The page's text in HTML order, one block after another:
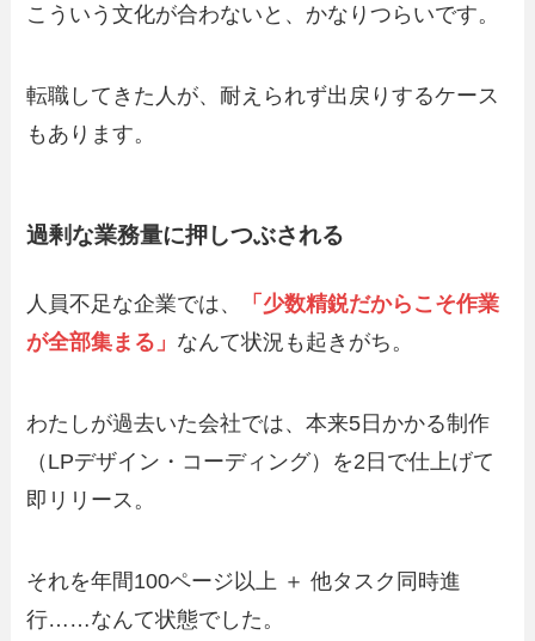
こういう文化が合わないと、かなりつらいです。
転職してきた人が、耐えられず出戻りするケース
もあります。
過剰な業務量に押しつぶされる
人員不足な企業では、
「少数精鋭だからこそ作業
が全部集まる」 なんて状況も起きがち。
わたしが過去いた会社では、本来5日かかる制作
（LPデザイン・コーディング）を2日で仕上げて
即リリース。
それを年間100ページ以上 ＋ 他タスク同時進
行……なんて状態でした。